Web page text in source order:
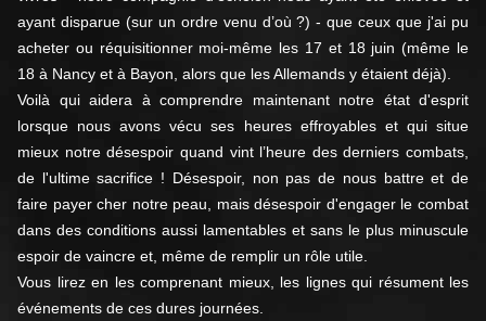
ayant disparue (sur un ordre venu d’où ?) - que ceux que j'ai pu
acheter ou réquisitionner moi-même les 17 et 18 juin (même le
18 à Nancy et à Bayon, alors que les Allemands y étaient déjà).
Voilà qui aidera à comprendre maintenant notre état d'esprit
lorsque nous avons vécu ses heures effroyables et qui situe
mieux notre désespoir quand vint l’heure des derniers combats,
de l'ultime sacrifice ! Désespoir, non pas de nous battre et de
faire payer cher notre peau, mais désespoir d'engager le combat
dans des conditions aussi lamentables et sans le plus minuscule
espoir de vaincre et, même de remplir un rôle utile.
Vous lirez en les comprenant mieux, les lignes qui résument les
événements de ces dures journées.